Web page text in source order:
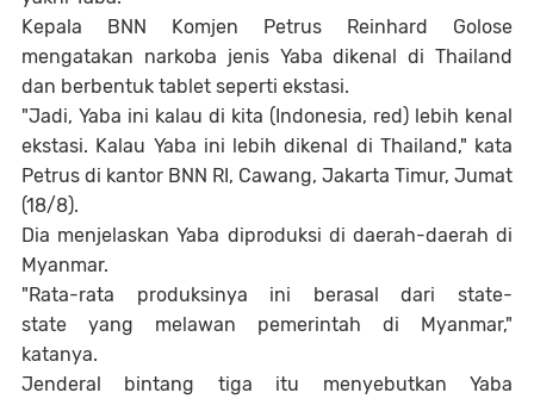
Kepala BNN Komjen Petrus Reinhard Golose
mengatakan narkoba jenis Yaba dikenal di Thailand
dan berbentuk tablet seperti ekstasi.
"Jadi, Yaba ini kalau di kita (Indonesia, red) lebih kenal
ekstasi. Kalau Yaba ini lebih dikenal di Thailand," kata
Petrus di kantor BNN RI, Cawang, Jakarta Timur, Jumat
(18/8).
Dia menjelaskan Yaba diproduksi di daerah-daerah di
Myanmar.
"Rata-rata produksinya ini berasal dari state-
state yang melawan pemerintah di Myanmar,"
katanya.
Jenderal bintang tiga itu menyebutkan Yaba